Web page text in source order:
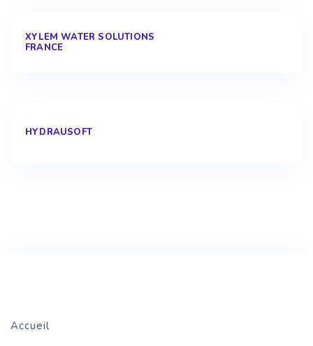
XYLEM WATER SOLUTIONS
FRANCE
HYDRAUSOFT
Accueil